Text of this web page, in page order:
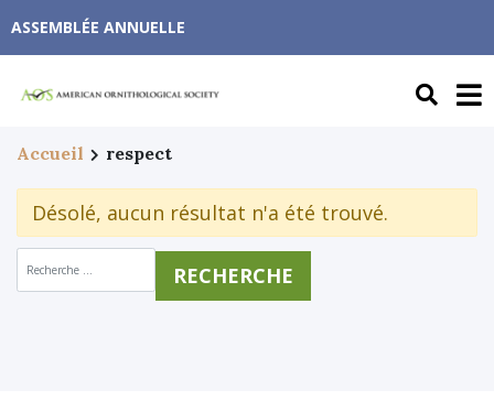
ASSEMBLÉE ANNUELLE
Accueil respect
Désolé, aucun résultat n'a été trouvé.
Recherche de :